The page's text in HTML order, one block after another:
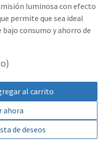
luminosa con efecto
permite que sea ideal
consumo y ahorro de
al carrito
ahora
de deseos